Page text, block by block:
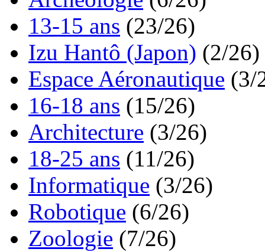
13-15 ans (23/26)
Izu Hantô (Japon) (2/26)
Espace Aéronautique (3/
16-18 ans (15/26)
Architecture (3/26)
18-25 ans (11/26)
Informatique (3/26)
Robotique (6/26)
Zoologie (7/26)